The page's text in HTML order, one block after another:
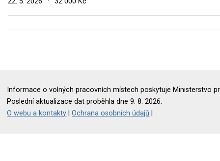
Informace o volných pracovních místech poskytuje Ministerstvo
Poslední aktualizace dat proběhla dne 9. 8. 2026.
O webu a kontakty |Ochrana osobních údajů